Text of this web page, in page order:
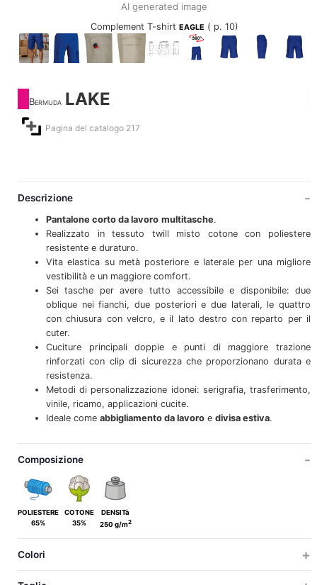
AI generated image
Complement T-shirt EAGLE ( p. 10)
Bermuda LAKE
Pagina del catalogo 217
Descrizione
Pantalone corto da lavoro multitasche.
Realizzato in tessuto twill misto cotone con poliestere
resistente e duraturo.
Vita elastica su metà posteriore e laterale per una migliore
vestibilità e un maggiore comfort.
Sei tasche per avere tutto accessibile e disponibile: due
oblique nei fianchi, due posteriori e due laterali, le quattro
con chiusura con velcro, e il lato destro con reparto per il
cuter.
Cuciture principali doppie e punti di maggiore trazione
rinforzati con clip di sicurezza che proporzionano durata e
resistenza.
Metodi di personalizzazione idonei: serigrafia, trasferimento,
vinile, ricamo, applicazioni cucite.
Ideale come abbigliamento da lavoroe divisa estiva.
Composizione
POLIESTERE
65%
COTONE
35%
DENSITà
250 g/m2
Colori